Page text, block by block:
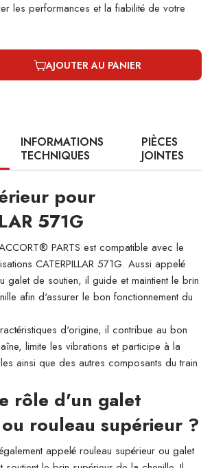
les performances et la fiabilité de votre
AJOUTER AU PANIER
INFORMATIONS
TECHNIQUES
PIÈCES
JOINTES
pour
571G
PARTS est compatible avec le
CATERPILLAR 571G. Aussi appelé
galet de soutien, il guide et maintient le brin
afin d'assurer le bon fonctionnement du
d'origine, il contribue au bon
limite les vibrations et participe à la
ainsi que des autres composants du train
rôle d'un galet
rouleau supérieur ?
appelé rouleau supérieur ou galet